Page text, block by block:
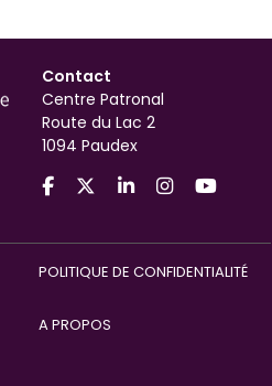
Contact
Centre Patronal
Route du Lac 2
1094 Paudex
POLITIQUE DE CONFIDENTIALITÉ
A PROPOS